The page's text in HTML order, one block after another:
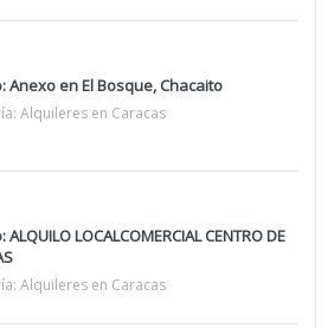
Anexo en El Bosque, Chacaito
Alquileres en Caracas
LOCALCOMERCIAL CENTRO DE
Alquileres en Caracas